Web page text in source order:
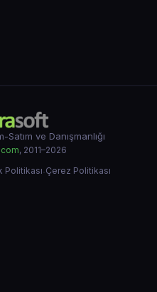
Satım ve Danışmanlığı
, 2011–2026
Politikası·Çerez Politikası